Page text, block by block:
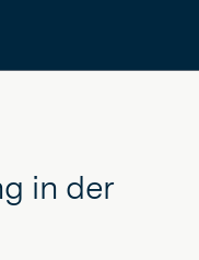
in der